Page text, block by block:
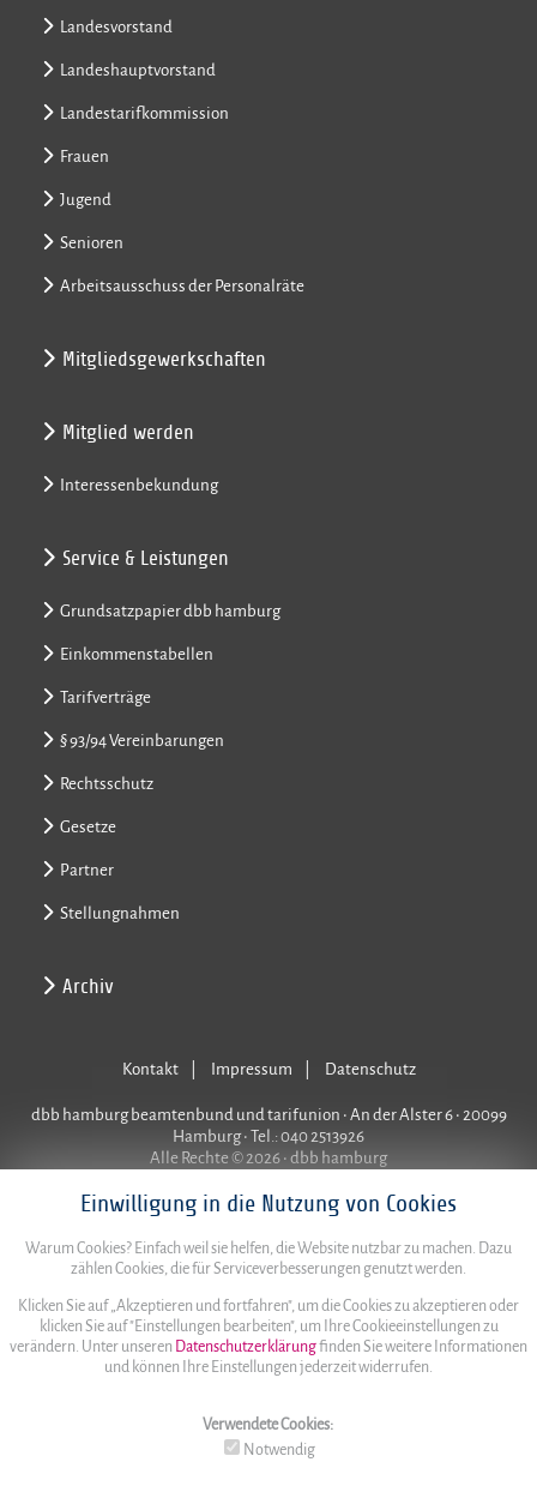
Einwilligung in die Nutzung von Cookies
Warum Cookies? Einfach weil sie helfen, die Website nutzbar zu machen. Dazu
zählen Cookies, die für Serviceverbesserungen genutzt werden.
Klicken Sie auf „Akzeptieren und fortfahren", um die Cookies zu akzeptieren oder
klicken Sie auf "Einstellungen bearbeiten", um Ihre Cookieeinstellungen zu
verändern. Unter unseren Datenschutzerklärungfinden Sie weitere Informationen
und können Ihre Einstellungen jederzeit widerrufen.
Verwendete Cookies:
Notwendig
Landesvorstand
Landeshauptvorstand
Landestarifkommission
Frauen
Jugend
Senioren
Arbeitsausschuss der Personalräte
Mitgliedsgewerkschaften
Mitglied werden
Interessenbekundung
Service & Leistungen
Grundsatzpapier dbb hamburg
Einkommenstabellen
Tarifverträge
§ 93/94 Vereinbarungen
Rechtsschutz
Gesetze
Partner
Stellungnahmen
Archiv
Kontakt Impressum Datenschutz
dbb hamburg beamtenbund und tarifunion • An der Alster 6 • 20099
Hamburg • Tel.: 040 2513926
Alle Rechte © 2026 • dbb hamburg